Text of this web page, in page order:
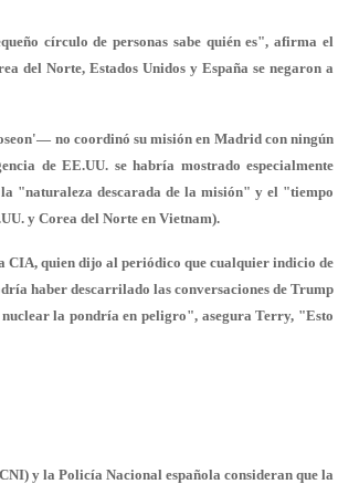
círculo de personas sabe quién es", afirma el
del Norte, Estados Unidos y España se negaron a
no coordinó su misión en Madrid con ningún
de EE.UU. se habría mostrado especialmente
la "naturaleza descarada de la misión" y el "tiempo
y Corea del Norte en Vietnam).
CIA, quien dijo al periódico que cualquier indicio de
haber descarrilado las conversaciones de Trump
la pondría en peligro", asegura Terry, "Esto
y la Policía Nacional española consideran que la